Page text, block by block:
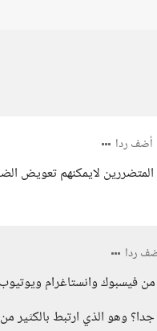
أضف ردا
المتضررين لايمكنهم
ردا
فيسبوك وانستاغرام
وهو الذي ارتبط بالكثير